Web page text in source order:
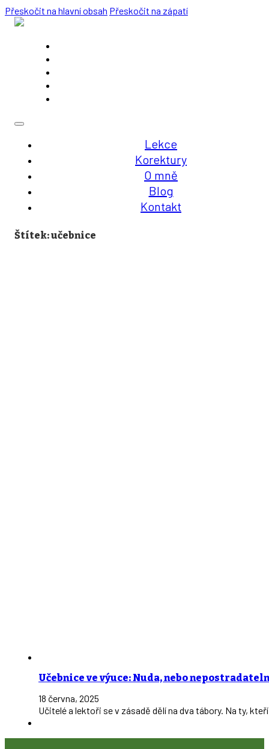
Přeskočit na hlavní obsah Přeskočit na zápatí
Lekce
Korektury
O mně
Blog
Kontakt
Štítek:učebnice
Učebnice ve výuce: Nuda, nebo
18 června, 2025
Učitelé a lektoři se v zásadě dělí na dva tábory. Na ty,